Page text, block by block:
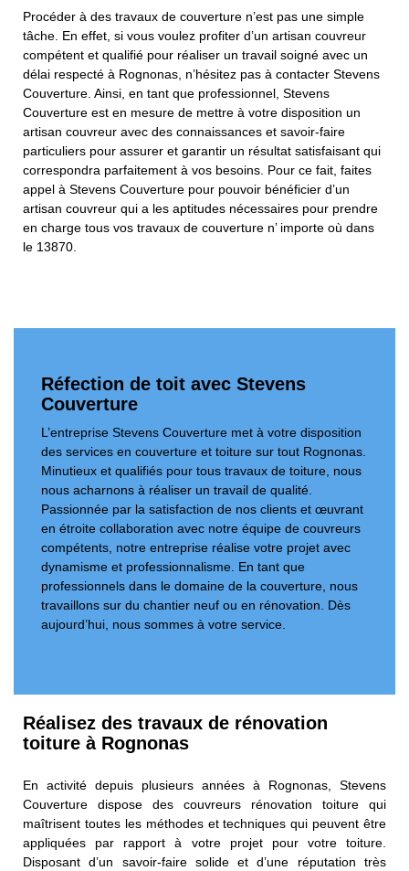
Procéder à des travaux de couverture n’est pas une simple
tâche. En effet, si vous voulez profiter d’un artisan couvreur
compétent et qualifié pour réaliser un travail soigné avec un
délai respecté à Rognonas, n’hésitez pas à contacter Stevens
Couverture. Ainsi, en tant que professionnel, Stevens
Couverture est en mesure de mettre à votre disposition un
artisan couvreur avec des connaissances et savoir-faire
particuliers pour assurer et garantir un résultat satisfaisant qui
correspondra parfaitement à vos besoins. Pour ce fait, faites
appel à Stevens Couverture pour pouvoir bénéficier d’un
artisan couvreur qui a les aptitudes nécessaires pour prendre
en charge tous vos travaux de couverture n’ importe où dans
le 13870.
Réfection de toit avec Stevens
Couverture
L’entreprise Stevens Couverture met à votre disposition
des services en couverture et toiture sur tout Rognonas.
Minutieux et qualifiés pour tous travaux de toiture, nous
nous acharnons à réaliser un travail de qualité.
Passionnée par la satisfaction de nos clients et œuvrant
en étroite collaboration avec notre équipe de couvreurs
compétents, notre entreprise réalise votre projet avec
dynamisme et professionnalisme. En tant que
professionnels dans le domaine de la couverture, nous
travaillons sur du chantier neuf ou en rénovation. Dès
aujourd’hui, nous sommes à votre service.
Réalisez des travaux de rénovation
toiture à Rognonas
En activité depuis plusieurs années à Rognonas, Stevens
Couverture dispose des couvreurs rénovation toiture qui
maîtrisent toutes les méthodes et techniques qui peuvent être
appliquées par rapport à votre projet pour votre toiture.
Disposant d’un savoir-faire solide et d’une réputation très